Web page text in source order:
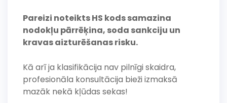
Pareizi noteikts HS kods samazina
nodokļu pārrēķina, soda sankciju un
kravas aizturēšanas risku.
Kā arī ja klasifikācija nav pilnīgi skaidra,
profesionāla konsultācija bieži izmaksā
mazāk nekā kļūdas sekas!